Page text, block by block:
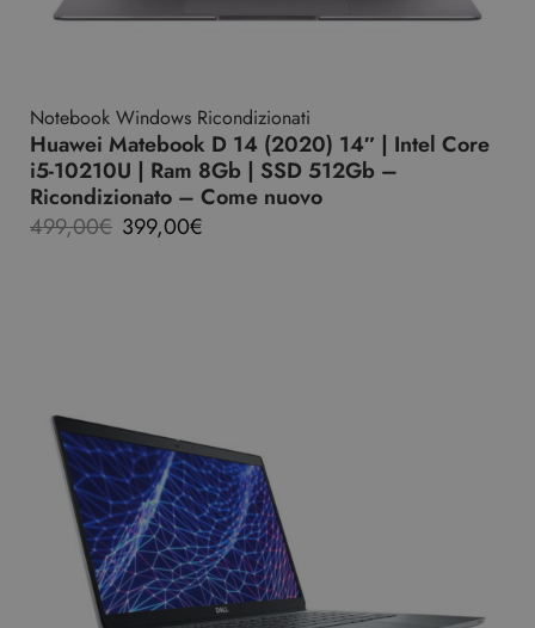
Notebook Windows Ricondizionati
Huawei Matebook D 14 (2020) 14″ | Intel Core
i5-10210U | Ram 8Gb | SSD 512Gb –
Ricondizionato – Come nuovo
499,00€ 399,00€